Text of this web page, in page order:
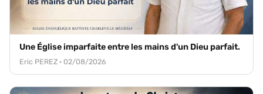
Une Église imparfaite entre les mains d'un Dieu parfait.
Eric PEREZ · 02/08/2026